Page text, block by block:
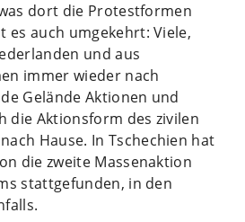
dort die Protestformen
es auch umgekehrt: Viele,
und aus
immer wieder nach
Gelände Aktionen und
die Aktionsform des zivilen
Hause. In Tschechien hat
die zweite Massenaktion
stattgefunden, in den